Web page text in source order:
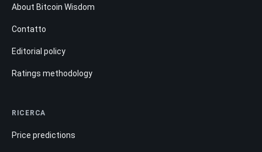
About Bitcoin Wisdom
Contatto
Editorial policy
Ratings methodology
RICERCA
Price predictions